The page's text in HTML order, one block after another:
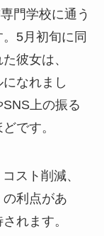
門学校に通う
5月初旬に同
彼女は、
なれまし
上の振る
です。
スト削減、
利点があ
れます。